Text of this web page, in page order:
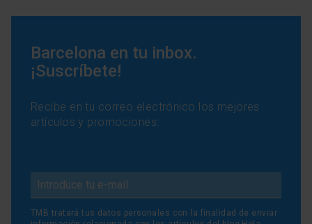
Barcelona en tu inbox.
¡Suscríbete!
Recibe en tu correo electrónico los mejores
artículos y promociones:
TMB tratará tus datos personales con la finalidad de enviar